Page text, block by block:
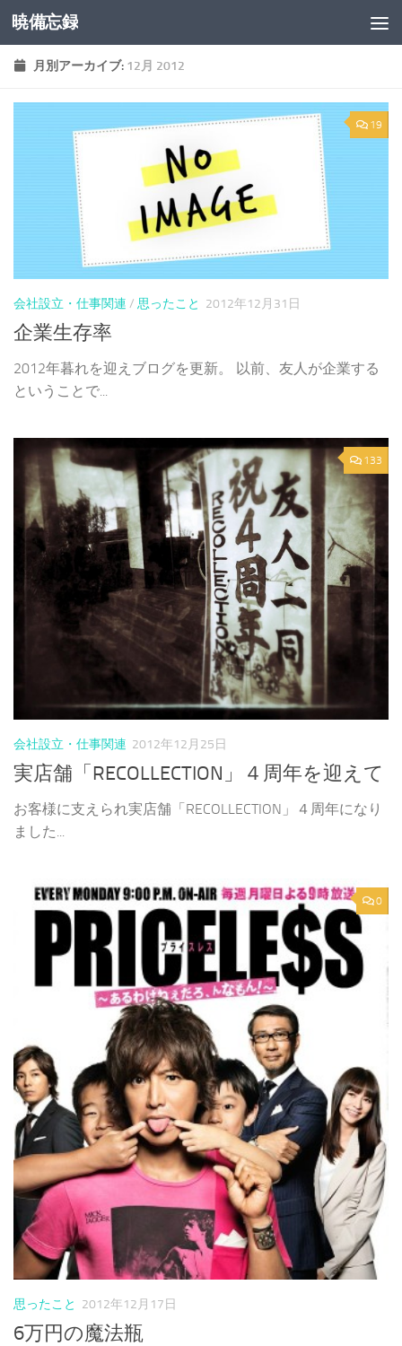
コンテンツへスキップ
暁備忘録
月別アーカイブ: 12月 2012
19
会社設立・仕事関連 / 思ったこと 2012年12月31日
企業生存率
2012年暮れを迎えブログを更新。 以前、友人が企業する
ということで...
133
会社設立・仕事関連 2012年12月25日
実店舗「RECOLLECTION」４周年を迎えて
お客様に支えられ実店舗「RECOLLECTION」４周年になり
ました...
0
思ったこと 2012年12月17日
6万円の魔法瓶